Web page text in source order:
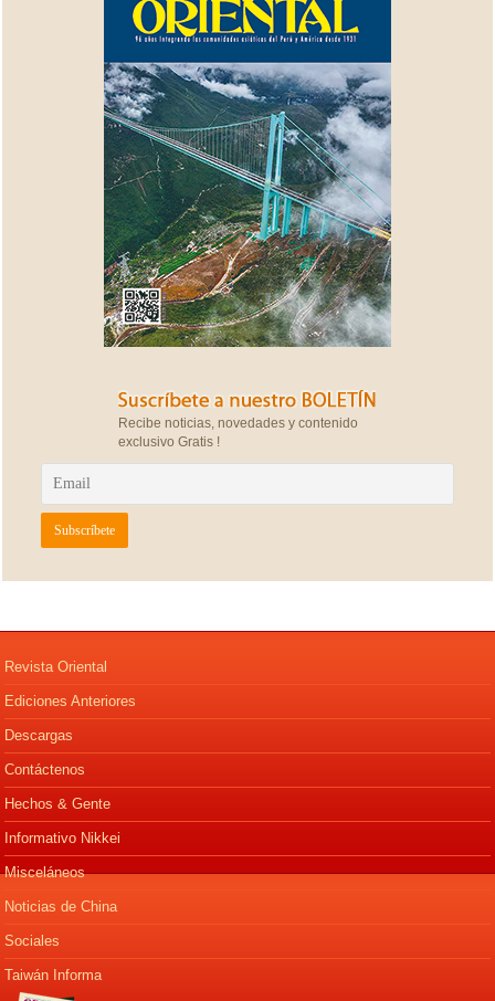
Recibe noticias, novedades y contenido
exclusivo Gratis !
Revista Oriental
Ediciones Anteriores
Descargas
Contáctenos
Hechos & Gente
Informativo Nikkei
Misceláneos
Noticias de China
Sociales
Taiwán Informa